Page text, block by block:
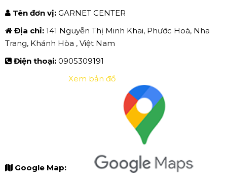
Tên đơn vị: GARNET CENTER
Địa chỉ: 141 Nguyễn Thị Minh Khai, Phước Hoà, Nha
Trang, Khánh Hòa , Việt Nam
Điện thoại: 0905309191
Google Map:
Xem bản đồ